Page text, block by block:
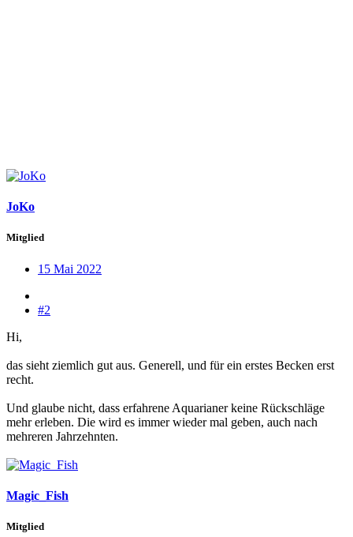
JoKo
Mitglied
15 Mai 2022
#2
Hi,
das sieht ziemlich gut aus. Generell, und für ein erstes Becken erst
recht.
Und glaube nicht, dass erfahrene Aquarianer keine Rückschläge
mehr erleben. Die wird es immer wieder mal geben, auch nach
mehreren Jahrzehnten.
Magic_Fish
Mitglied